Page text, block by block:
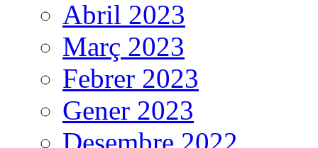
Abril 2023
Març 2023
Febrer 2023
Gener 2023
Desembre 2022